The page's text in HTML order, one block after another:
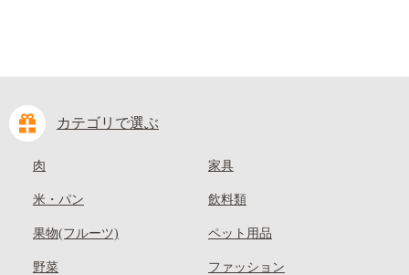
カテゴリで選ぶ
肉
米・パン
果物(フルーツ)
野菜
家具
飲料類
ペット用品
ファッション